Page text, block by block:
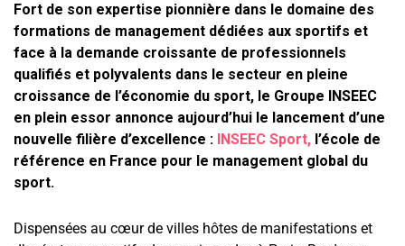
Fort de son expertise pionnière dans le domaine des
formations de management dédiées aux sportifs et
face à la demande croissante de professionnels
qualifiés et polyvalents dans le secteur en pleine
croissance de l’économie du sport, le Groupe INSEEC
en plein essor annonce aujourd’hui le lancement d’une
nouvelle filière d’excellence : INSEEC Sport, l’école de
référence en France pour le management global du
sport.
Dispensées au cœur de villes hôtes de manifestations et